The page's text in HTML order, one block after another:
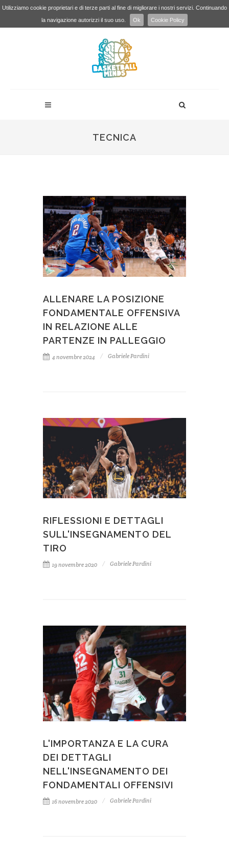
Utilizziamo cookie proprietari e di terze parti al fine di migliorare i nostri servizi. Continuando
la navigazione autorizzi il suo uso.
Ok Cookie Policy
TECNICA
ALLENARE LA POSIZIONE
FONDAMENTALE OFFENSIVA
IN RELAZIONE ALLE
PARTENZE IN PALLEGGIO
4 novembre 2024 Gabriele Pardini
RIFLESSIONI E DETTAGLI
SULL'INSEGNAMENTO DEL
TIRO
19 novembre 2020 Gabriele Pardini
L'IMPORTANZA E LA CURA
DEI DETTAGLI
NELL'INSEGNAMENTO DEI
FONDAMENTALI OFFENSIVI
16 novembre 2020 Gabriele Pardini